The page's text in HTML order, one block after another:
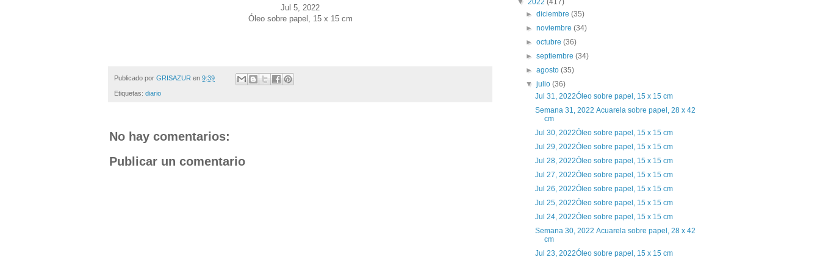
Jul 5, 2022
Óleo sobre papel, 15 x 15 cm
Publicado por GRISAZUR en 9:39
Etiquetas: diario
No hay comentarios:
Publicar un comentario
▼ 2022 (417)
►diciembre(35)
►noviembre(34)
►octubre(36)
►septiembre(34)
►agosto(35)
▼julio(36)
Jul 31, 2022Óleo sobre papel, 15 x 15 cm
Semana 31, 2022 Acuarela sobre papel, 28 x 42
cm
Jul 30, 2022Óleo sobre papel, 15 x 15 cm
Jul 29, 2022Óleo sobre papel, 15 x 15 cm
Jul 28, 2022Óleo sobre papel, 15 x 15 cm
Jul 27, 2022Óleo sobre papel, 15 x 15 cm
Jul 26, 2022Óleo sobre papel, 15 x 15 cm
Jul 25, 2022Óleo sobre papel, 15 x 15 cm
Jul 24, 2022Óleo sobre papel, 15 x 15 cm
Semana 30, 2022 Acuarela sobre papel, 28 x 42
cm
Jul 23, 2022Óleo sobre papel, 15 x 15 cm